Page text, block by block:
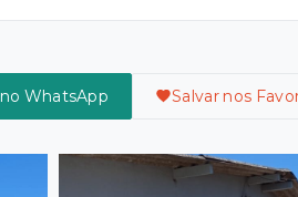
WhatsApp Salvar nos